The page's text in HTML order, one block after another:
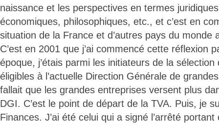
naissance et les perspectives en termes
économiques, philosophiques, etc., et c’est en
situation de la France et d’autres pays du monde
C’est en 2001 que j’ai commencé cette réflexion
époque, j’étais parmi les initiateurs de la
éligibles à l’actuelle Direction Générale de
fallait que les grandes entreprises versent plus
DGI. C’est le point de départ de la TVA. Puis, je
Finances. J’ai été celui qui a signé l’arrêté